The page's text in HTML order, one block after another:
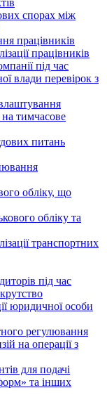
спорах між
працівників
працівників
під час
влади перевірок з
тимчасове
питань
обліку, що
обліку та
транспортних
під час
юридичної особи
регулювання
на операції з
для подачі
та інших